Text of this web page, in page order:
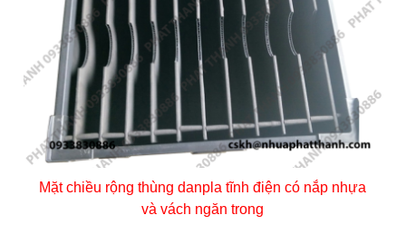
Mặt chiều rộng thùng danpla tĩnh điện có nắp nhựa
và vách ngăn trong